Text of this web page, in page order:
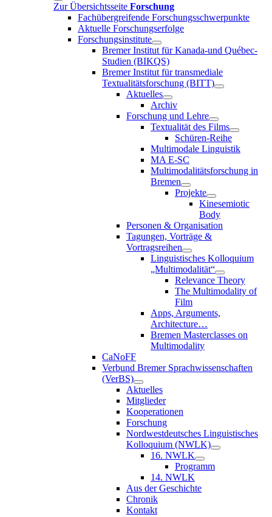
Zur Übersichtsseite Forschung
Fachübergreifende Forschungsschwerpunkte
Aktuelle Forschungserfolge
Forschungsinstitute
Bremer Institut für Kanada-und Québec-
Studien (BIKQS)
Bremer Institut für transmediale
Textualitätsforschung (BITT)
Aktuelles
Archiv
Forschung und Lehre
Textualität des Films
Schüren-Reihe
Multimodale Linguistik
MA E-SC
Multimodalitätsforschung in
Bremen
Projekte
Kinesemiotic
Body
Personen & Organisation
Tagungen, Vorträge &
Vortragsreihen
Linguistisches Kolloquium
„Multimodalität“
Relevance Theory
The Multimodality of
Film
Apps, Arguments,
Architecture…
Bremen Masterclasses on
Multimodality
CaNoFF
Verbund Bremer Sprachwissenschaften
(VerBS)
Aktuelles
Mitglieder
Kooperationen
Forschung
Nordwestdeutsches Linguistisches
Kolloquium (NWLK)
16. NWLK
Programm
14. NWLK
Aus der Geschichte
Chronik
Kontakt